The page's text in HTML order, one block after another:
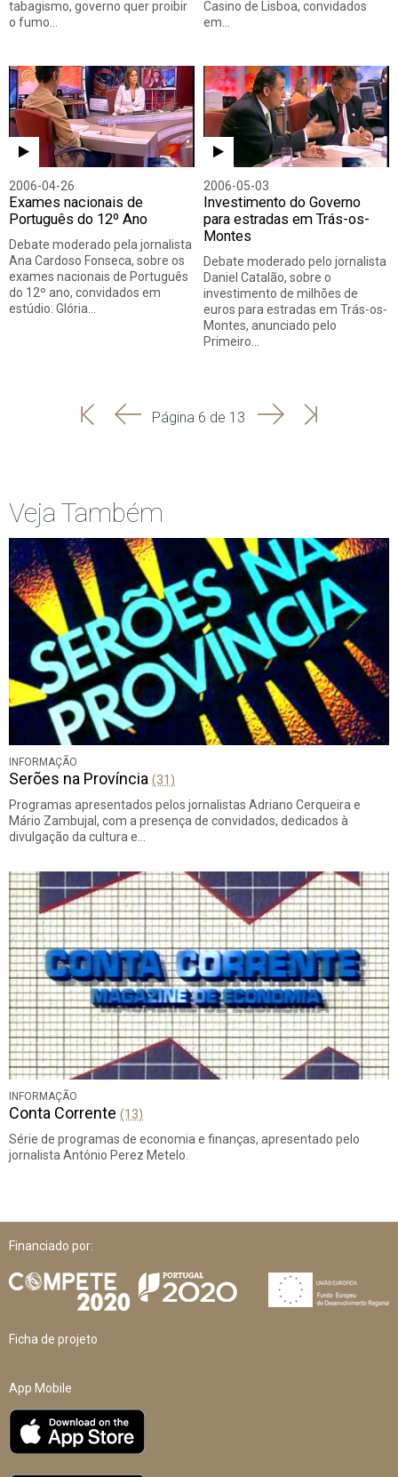
tabagismo, governo quer proibir
o fumo…
Casino de Lisboa, convidados
em…
2006-04-26
Exames nacionais de
Português do 12º Ano
Debate moderado pela jornalista
Ana Cardoso Fonseca, sobre os
exames nacionais de Português
do 12º ano, convidados em
estúdio: Glória…
2006-05-03
Investimento do Governo
para estradas em Trás-os-
Montes
Debate moderado pelo jornalista
Daniel Catalão, sobre o
investimento de milhões de
euros para estradas em Trás-os-
Montes, anunciado pelo
Primeiro…
'
'
Página 6 de 13 SeguinteÚltima
Veja Também
INFORMAÇÃO
Serões na Província (31)
Programas apresentados pelos jornalistas Adriano Cerqueira e
Mário Zambujal, com a presença de convidados, dedicados à
divulgação da cultura e…
INFORMAÇÃO
Conta Corrente (13)
Série de programas de economia e finanças, apresentado pelo
jornalista António Perez Metelo.
Financiado por:
Ficha de projeto
App Mobile